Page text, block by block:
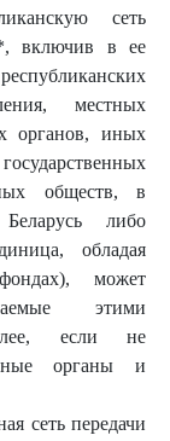
сеть
включив в ее
местных
органов, иных
обществ, в
либо
обладая
может
этими
если не
органы и
сеть передачи